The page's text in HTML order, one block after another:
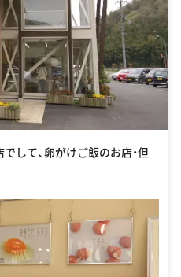
して、卵がけご飯のお店・但